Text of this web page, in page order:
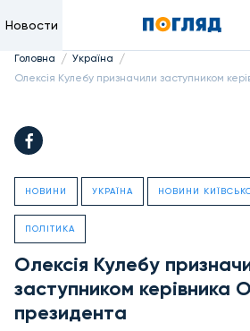
Новости
Головна / Україна /
Олексія Кулебу призначили заступником
НОВИНИ УКРАЇНА НОВИНИ
ПОЛІТИКА
Олексія Кулебу
заступником керівника
президента